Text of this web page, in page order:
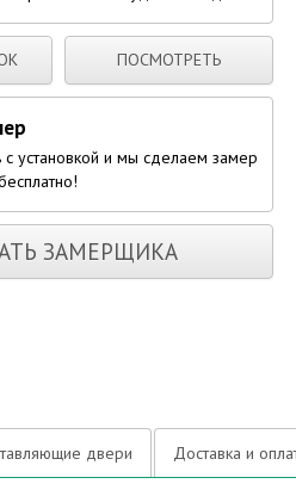
ПОСМОТРЕТЬ
с установкой и мы сделаем замер
ЗАМЕРЩИКА
двери Доставка и